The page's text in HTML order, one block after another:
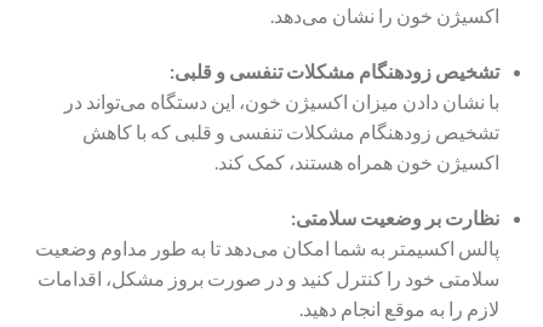
اکسیژن خون را نشان می‌دهد.
تشخیص زودهنگام مشکلات تنفسی و قلبی:
با نشان دادن میزان اکسیژن خون، این دستگاه می‌تواند در
تشخیص زودهنگام مشکلات تنفسی و قلبی که با کاهش
اکسیژن خون همراه هستند، کمک کند.
نظارت بر وضعیت سلامتی:
پالس اکسیمتر به شما امکان می‌دهد تا به طور مداوم وضعیت
سلامتی خود را کنترل کنید و در صورت بروز مشکل، اقدامات
لازم را به موقع انجام دهید.